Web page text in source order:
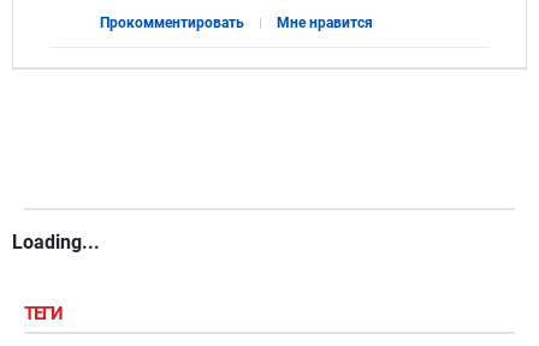
Прокомментировать Мне нравится
Loading...
ТЕГИ